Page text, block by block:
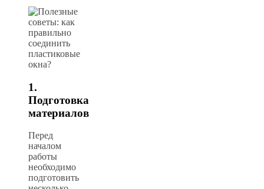
1.
Подготовка
материалов
Перед
началом
работы
необходимо
подготовить